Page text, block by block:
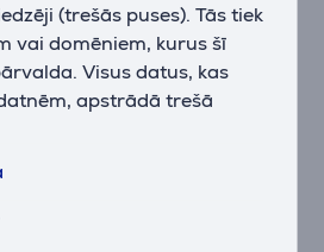
(trešās puses). Tās tiek
vai domēniem, kurus šī
Visus datus, kas
apstrādā trešā
viegls un efektīvs putekļu
vidi un attiecīgi pielāgo
putekļu sūcējs var noteikt,
netīrumi atrodas uz malas
virsma tā ir un cik tumša
vide.
vai nu palielina, vai
gadījumā ieslēdz